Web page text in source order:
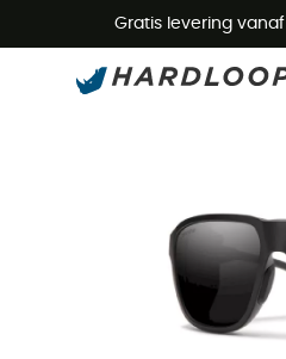
Gratis levering vanaf